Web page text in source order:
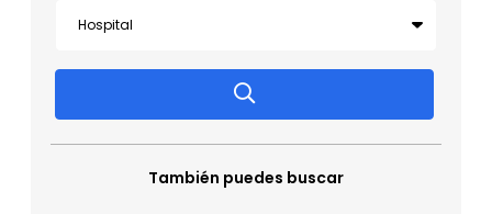
También puedes buscar